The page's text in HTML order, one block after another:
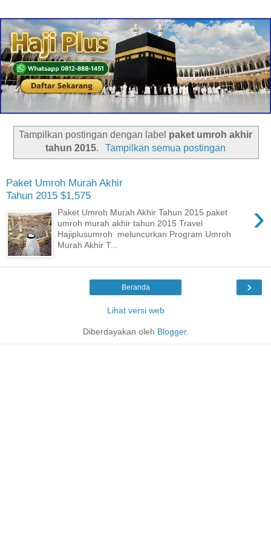
Tampilkan postingan dengan label paket umroh akhir
tahun 2015. Tampilkan semua postingan
Paket Umroh Murah Akhir
Tahun 2015 $1,575
›
Paket Umroh Murah Akhir Tahun 2015 paket
umroh murah akhir tahun 2015 Travel
Hajiplusumroh meluncurkan Program Umroh
Murah Akhir T...
›
Beranda
Lihat versi web
Diberdayakan oleh Blogger.